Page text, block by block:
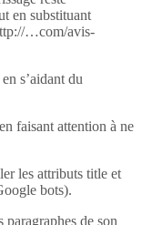
en substituant
…com/avis-
en s’aidant du
faisant attention à ne
les attributs title et
bots).
de son